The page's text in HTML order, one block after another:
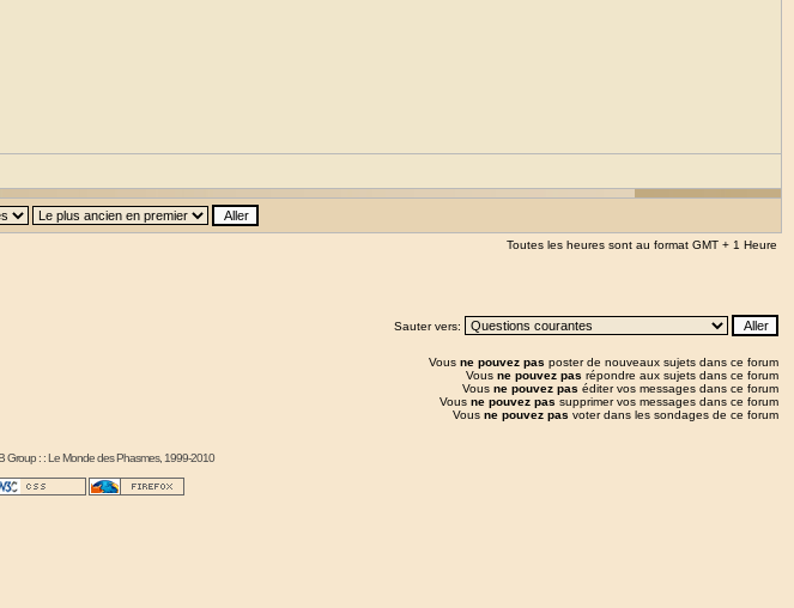
Toutes les heures sont au format GMT + 1 Heure
Sauter vers:
Vous ne pouvez pas poster de nouveaux sujets dans ce forum
Vous ne pouvez pas répondre aux sujets dans ce forum
Vous ne pouvez pas éditer vos messages dans ce forum
Vous ne pouvez pas supprimer vos messages dans ce forum
Vous ne pouvez pas voter dans les sondages de ce forum
Group : :Le Monde des Phasmes, 1999-2010